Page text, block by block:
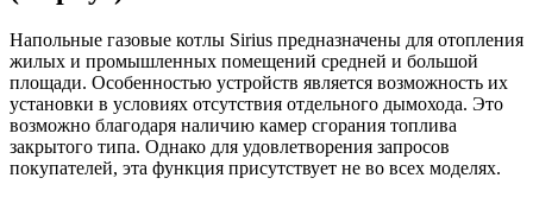
Напольные газовые котлы Sirius предназначены для отопления
жилых и промышленных помещений средней и большой
площади. Особенностью устройств является возможность их
установки в условиях отсутствия отдельного дымохода. Это
возможно благодаря наличию камер сгорания топлива
закрытого типа. Однако для удовлетворения запросов
покупателей, эта функция присутствует не во всех моделях.